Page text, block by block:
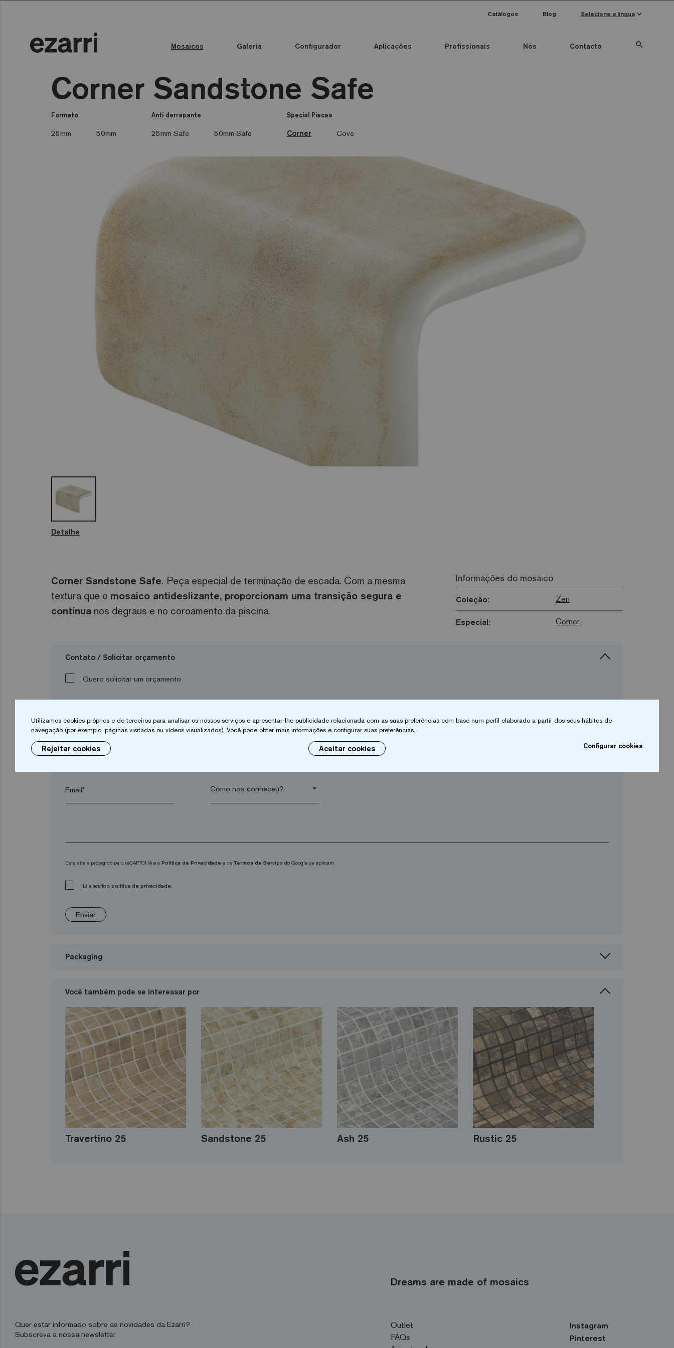
Mosaicos Galeria Configurador Aplicações Profissionais Nós Contacto search
Catálogos Blog Selecione a língua keyboard_arrow_down
Corner Sandstone Safe
Formato
25mm 50mm
Anti derrapante
25mm Safe 50mm Safe
Special Pieces
Corner Cove
Detalhe
Corner Sandstone Safe. Peça especial de terminação de escada. Com a mesma
textura que o mosaico antideslizante, proporcionam uma transição segura e
contínua nos degraus e no coroamento da piscina.
Informações do mosaico
Coleção: Zen
Especial: Corner
Contato / Solicitar orçamento
Quero solicitar um orçamento
Nome* Apelido* Empresa* arrow_drop_down
Cidade*
Email* arrow_drop_down
Este site é protegido pelo reCAPTCHA e a Política de Privacidade e os Termos de Serviço do Google se aplicam.
Li e aceito a política de privacidade.
Enviar
Packaging
Você também pode se interessar por
Travertino 25 Sandstone 25 Ash 25 Rustic 25
Dreams are made of mosaics
Quer estar informado sobre as novidades da Ezarri?
Subscreva a nossa newsletter
Outlet
FAQs
Instagram
Pinterest
Utilizamos cookies próprios e de terceiros para analisar os nossos serviços e apresentar-lhe publicidade relacionada com as suas preferências com base num perfil elaborado a partir dos seus hábitos de
navegação (por exemplo, páginas visitadas ou vídeos visualizados). Você pode obter mais informações e configurar suas preferências.
Rejeitar cookies Aceitar cookies Configurar cookies